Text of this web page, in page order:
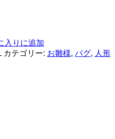
入りに追加
カテゴリー: お雛様, パグ, 人形